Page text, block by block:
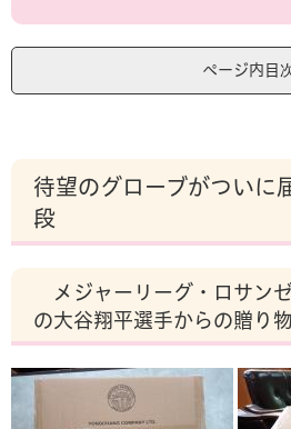
へ
ページ内目
待望のグローブがつい
段
メジャーリーグ・ロサン
の大谷翔平選手からの贈り物